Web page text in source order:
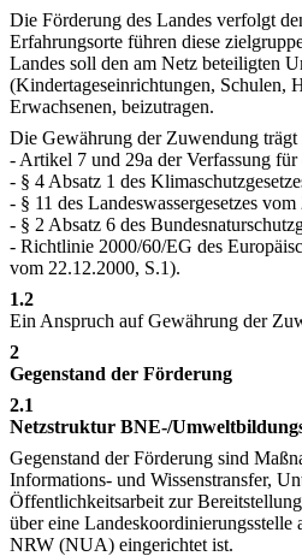
Die Förderung des Landes verfolgt
Erfahrungsorte führen diese
Landes soll den am Netz beteiligten
(Kindertageseinrichtungen, Schulen,
Erwachsenen, beizutragen.
Die Gewährung der Zuwendung
- Artikel 7 und 29a der Verfassung
- § 4 Absatz 1 des
- § 11 des Landeswassergesetzes
- § 2 Absatz 6 des
- Richtlinie 2000/60/EG des
vom 22.12.2000, S.1).
1.2
Ein Anspruch auf Gewährung der
2
Gegenstand der Förderung
2.1
Netzstruktur BNE-/
Gegenstand der Förderung sind
Informations- und Wissenstransfer,
Öffentlichkeitsarbeit zur
über eine
NRW (NUA) eingerichtet ist.